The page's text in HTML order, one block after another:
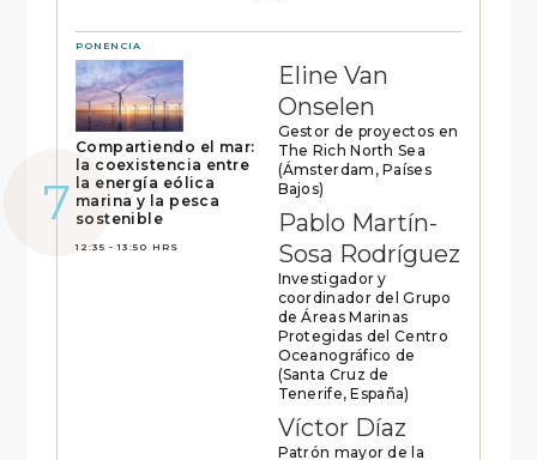
PONENCIA
Compartiendo el mar:
la coexistencia entre
la energía eólica
marina y la pesca
sostenible
12:35 - 13:50 HRS
Eline Van
Onselen
Gestor de proyectos en
The Rich North Sea
(Ámsterdam, Países
Bajos)
Pablo Martín-
Sosa Rodríguez
Investigador y
coordinador del Grupo
de Áreas Marinas
Protegidas del Centro
Oceanográfico de
(Santa Cruz de
Tenerife, España)
Víctor Díaz
Patrón mayor de la